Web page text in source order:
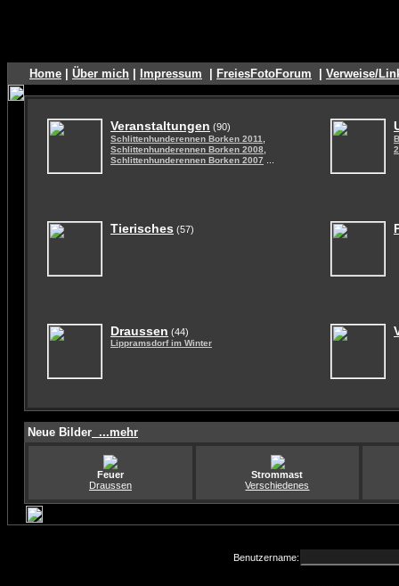
Home Über mich Impressum FreiesFotoForum Verweise/
Veranstaltungen (90)
Schlittenhunderennen Borken 2011
Schlittenhunderennen Borken 2008
Schlittenhunderennen Borken 2007
Tierisches (57)
Draussen (44)
Lippramsdorf im Winter
Neue Bilder ...mehr
Feuer
Draussen
Strommast
Verschiedenes
Benutzername: